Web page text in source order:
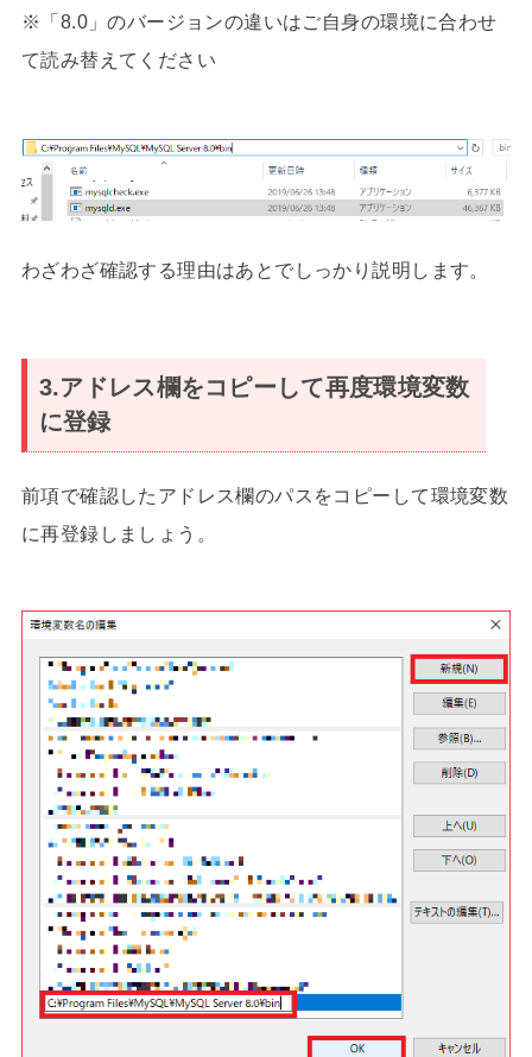
※「8.0」のバージョンの違いはご自身の環境に合わせ
て読み替えてください
わざわざ確認する理由はあとでしっかり説明します。
3.アドレス欄をコピーして再度環境変数
に登録
前項で確認したアドレス欄のパスをコピーして環境変数
に再登録しましょう。